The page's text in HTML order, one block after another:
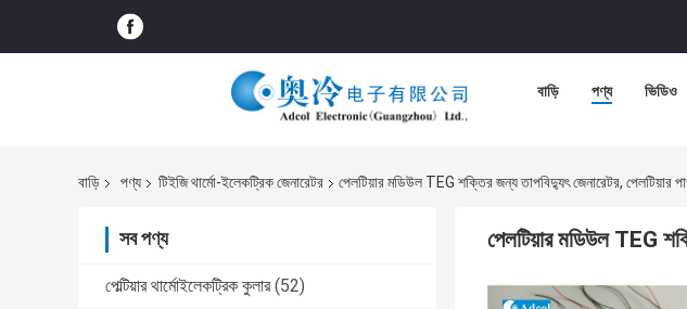
বাড়ি পণ্য ভিডিও
বাড়ি পণ্য টিইজি থার্মো-ইলেকট্রিক জেনারেটর পেলটিয়ার মডিউল TEG শক্তির জন্য তাপবিদ্যুৎ জেনারেটর, পেলটিয়ার
সব পণ্য
পেল্টিয়ার থার্মোইলেকট্রিক কুলার (52)
পেলটিয়ার মডিউল TEG